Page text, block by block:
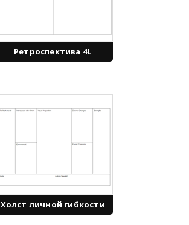
Ретроспектива 4L
Холст личной гибкости